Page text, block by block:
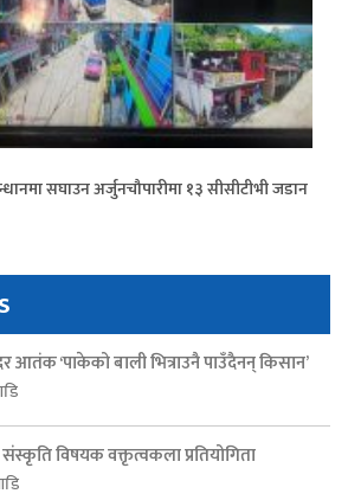
सघाउन अर्जुनचौपारीमा १३ सीसीटीभी जडान
आतंक ‘पाकेको बाली भित्राउनै पाउँदैनन् किसान’
संस्कृति विषयक वक्तृत्वकला प्रतियोगिता